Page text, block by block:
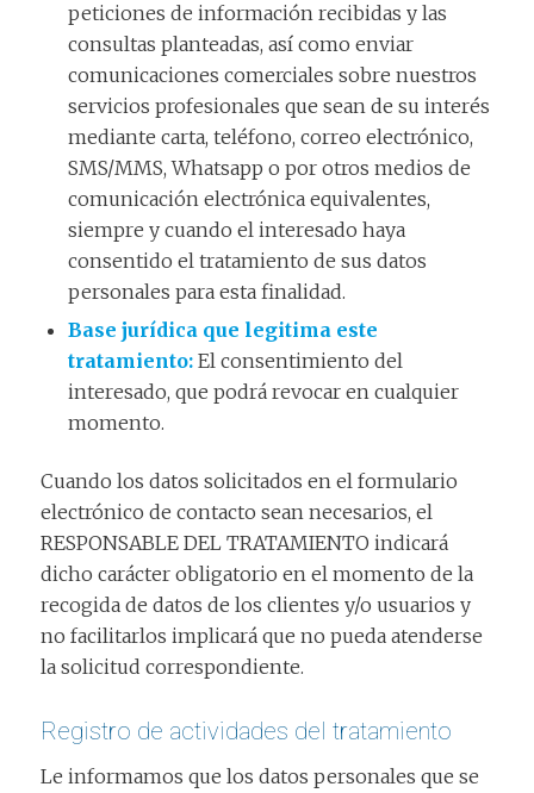
peticiones de información recibidas y las
consultas planteadas, así como enviar
comunicaciones comerciales sobre nuestros
servicios profesionales que sean de su interés
mediante carta, teléfono, correo electrónico,
SMS/MMS, Whatsapp o por otros medios de
comunicación electrónica equivalentes,
siempre y cuando el interesado haya
consentido el tratamiento de sus datos
personales para esta finalidad.
Base jurídica que legitima este
tratamiento:El consentimiento del
interesado, que podrá revocar en cualquier
momento.
Cuando los datos solicitados en el formulario
electrónico de contacto sean necesarios, el
RESPONSABLE DEL TRATAMIENTO indicará
dicho carácter obligatorio en el momento de la
recogida de datos de los clientes y/o usuarios y
no facilitarlos implicará que no pueda atenderse
la solicitud correspondiente.
Registro de actividades del tratamiento
Le informamos que los datos personales que se